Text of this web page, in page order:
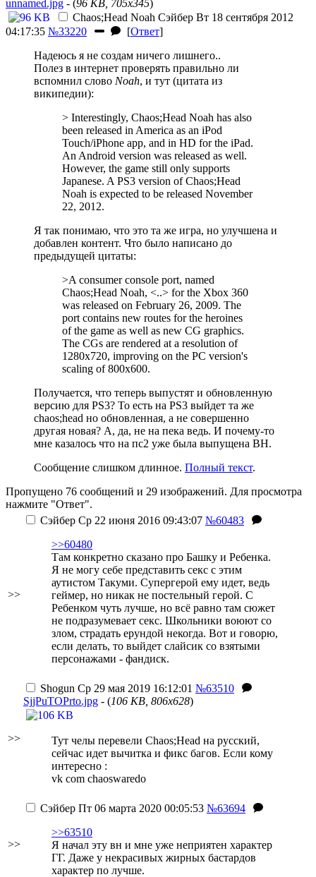
unnamed.jpg - (96 KB, 705x345)
Chaos;Head Noah Сэйбер Вт 18 сентября 2012
04:17:35 №33220 [Ответ]
Надеюсь я не создам ничего лишнего..
Полез в интернет проверять правильно ли
вспомнил слово Noah, и тут (цитата из
википедии):
> Interestingly, Chaos;Head Noah has also
been released in America as an iPod
Touch/iPhone app, and in HD for the iPad.
An Android version was released as well.
However, the game still only supports
Japanese. A PS3 version of Chaos;Head
Noah is expected to be released November
22, 2012.
Я так понимаю, что это та же игра, но улучшена и
добавлен контент. Что было написано до
предыдущей цитаты:
>A consumer console port, named
Chaos;Head Noah, <..> for the Xbox 360
was released on February 26, 2009. The
port contains new routes for the heroines
of the game as well as new CG graphics.
The CGs are rendered at a resolution of
1280x720, improving on the PC version's
scaling of 800x600.
Получается, что теперь выпустят и обновленную
версию для PS3? То есть на PS3 выйдет та же
chaos;head но обновленная, а не совершенно
другая новая? А, да, не на пека ведь. И почему-то
мне казалось что на пс2 уже была выпущена ВН.
Сообщение слишком длинное. Полный текст.
Пропущено 76 сообщений и 29 изображений. Для просмотра
нажмите "Ответ".
>>
Сэйбер Ср 22 июня 2016 09:43:07 №60483
>>60480
Там конкретно сказано про Башку и Ребенка.
Я не могу себе представить секс с этим
аутистом Такуми. Супергерой ему идет, ведь
геймер, но никак не постельный герой. С
Ребенком чуть лучше, но всё равно там сюжет
не подразумевает секс. Школьники воюют со
злом, страдать ерундой некогда. Вот и говорю,
если делать, то выйдет слайсик со взятыми
персонажами - фандиск.
>>
Shogun Ср 29 мая 2019 16:12:01 №63510
SjjPuTOPrto.jpg - (106 KB, 806x628)
Тут челы перевели Chaos;Head на русский,
сейчас идет вычитка и фикс багов. Если кому
интересно :
vk com chaoswaredo
>>
Сэйбер Пт 06 марта 2020 00:05:53 №63694
>>63510
Я начал эту вн и мне уже неприятен характер
ГГ. Даже у некрасивых жирных бастардов
характер по лучше.